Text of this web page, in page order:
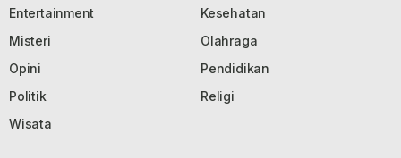
Entertainment
Kesehatan
Misteri
Olahraga
Opini
Pendidikan
Politik
Religi
Wisata